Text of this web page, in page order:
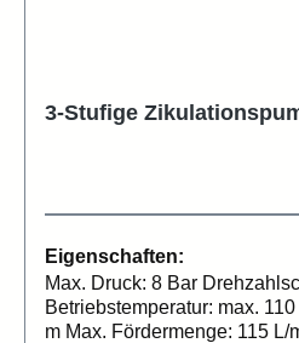
3-Stufige
Eigenschaften:
Max. Druck: 8 Bar Drehzahlschaltung: max. 245 w
Betriebstemperatur: max. 110 °C Max.
m Max. Fördermenge: 115 L/